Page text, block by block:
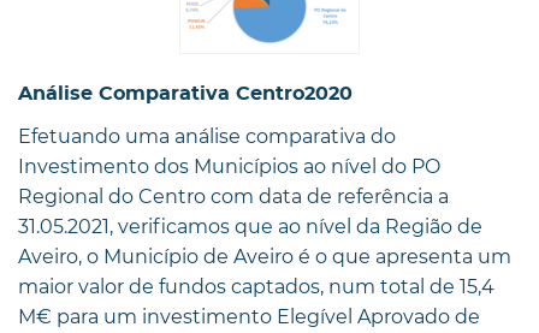
Análise Comparativa Centro2020
Efetuando uma análise comparativa do
Investimento dos Municípios ao nível do PO
Regional do Centro com data de referência a
31.05.2021, verificamos que ao nível da Região de
Aveiro, o Município de Aveiro é o que apresenta um
maior valor de fundos captados, num total de 15,4
M€ para um investimento Elegível Aprovado de